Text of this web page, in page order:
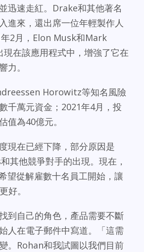
迅速走紅。Drake和其他著名
進來，還出席一位年輕製作人
2月，Elon Musk和Mark
在該應用程式中，增強了它在
力。
Horowitz等知名風險
千萬元資金；2021年4月，投
值為40億元。
現在已經下降，部分原因是
其他競爭對手的出現。現在，
望從解雇數十名員工開始，讓
好。
到自己的角色，產品需要不斷
人在電子郵件中寫道。「這需
。Rohan和我試圖以我們目前